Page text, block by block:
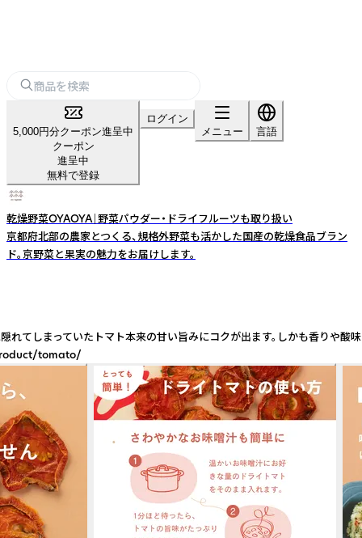
5,000円分クーポン進呈中
クーポン
進呈中
無料で登録
ログイン
メニュー
言語
乾燥野菜OYAOYA｜野菜パウダー・ドライフルーツも取り扱い
京都府北部の農家とつくる、規格外野菜も活かした国産の乾燥食品ブラン
ド。京野菜と果実の魅力をお届けします。
しまっていたトマト本来の甘い旨みにコクが出ます。しかも香り
product/tomato/